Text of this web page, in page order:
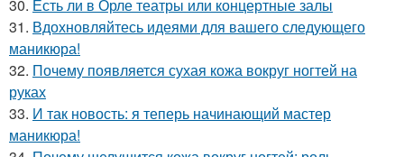
30. Есть ли в Орле театры или концертные залы
31. Вдохновляйтесь идеями для вашего следующего
маникюра!
32. Почему появляется сухая кожа вокруг ногтей на
руках
33. И так новость: я теперь начинающий мастер
маникюра!